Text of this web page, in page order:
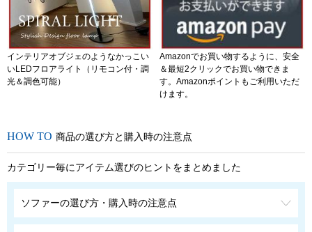
インテリアオブジェのようなかっこい
いLEDフロアライト（リモコン付・調
光＆調色可能）
Amazonでお買い物するように、安全
＆最短2クリックでお買い物できま
す。Amazonポイントもご利用いただ
けます。
商品の選び方と購入時の注意点
カテゴリー毎にアイテム選びのヒントをまとめました
ソファーの選び方・購入時の注意点